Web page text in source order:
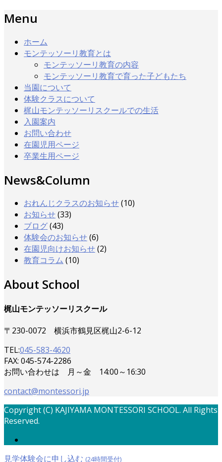
Menu
ホーム
モンテッソーリ教育とは
モンテッソーリ教育の内容
モンテッソーリ教育で育った子どもたち
当園について
体験クラスについて
梶山モンテッソーリスクールでの生活
入園案内
お問い合わせ
在園児用ページ
卒業生用ページ
News&Column
おれんじクラスのお知らせ(10)
お知らせ(33)
ブログ(43)
体験会のお知らせ(6)
在園児向けお知らせ(2)
教育コラム (10)
About School
梶山モンテッソーリスクール
〒230-0072 横浜市鶴見区梶山2-6-12
TEL:045-583-4620
FAX: 045-574-2286
お問い合わせは 月～金 14:00～16:30
contact@montessori.jp
Copyright (C) KAJIYAMA MONTESSORI SCHOOL. All Rights
Reserved.
見学体験会に申し込む (24時間受付)